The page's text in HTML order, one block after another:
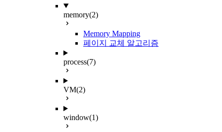
memory(2)
Memory Mapping
페이지 교체 알고리즘
process(7)
VM(2)
window(1)